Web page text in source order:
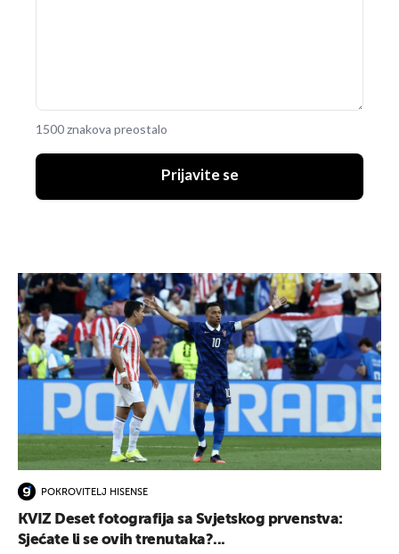
1500 znakova preostalo
Prijavite se
POKROVITELJ HISENSE
KVIZ Deset fotografija sa Svjetskog prvenstva:
Sjećate li se ovih trenutaka?...